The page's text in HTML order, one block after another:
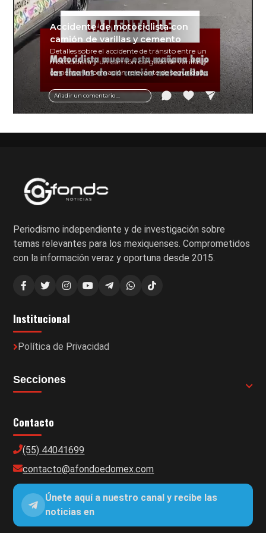
Añadir un comentario ...
Accidente de motociclista con
camión de varillas y cemento
Detalles sobre el accidente de tránsito entre un
motociclista y un camión cargado de varillas y
cemento. Información relevante de seguridad
vial y recomendaciones para motociclistas.
Periodismo independiente y de investigación sobre
temas relevantes para los mexiquenses. Comprometidos
con la información veraz y oportuna desde 2015.
Institucional
Política de Privacidad
Secciones
Contacto
(55) 44041699
contacto@afondoedomex.com
Únete aquí a nuestro canal y recibe las
noticias en